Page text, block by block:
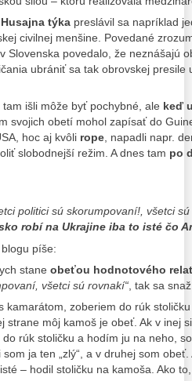
týka preslávil sa napríklad
civilnej menšine. Povedané
Slovenska povedalo, že neznášajú
ubrániť sa tak obrovskej presile
tam išli môže byť pochybné, ale keď
svojich obetí mohol zapísať do
hoc aj kvôli rope , napadli napr.
slobodnejší režim. A dnes tam po
politici sú skorumpovaní!, všetci
robí na Ukrajine iba to isté čo
píše:
stane obeťou hodnotového
všetci sú rovnakí“ , tak sa
kamarátom, zoberiem do rúk
strane môj kamoš je obeť. Ak v inej
rúk stoličku a hodím ju na neho,
ja ten „zlý“, a v druhej som
– hodil stoličku na kamoša. Ako